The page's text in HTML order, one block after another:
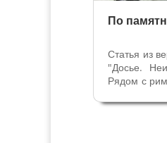
По
Статья из
"Досье.
Рядом с